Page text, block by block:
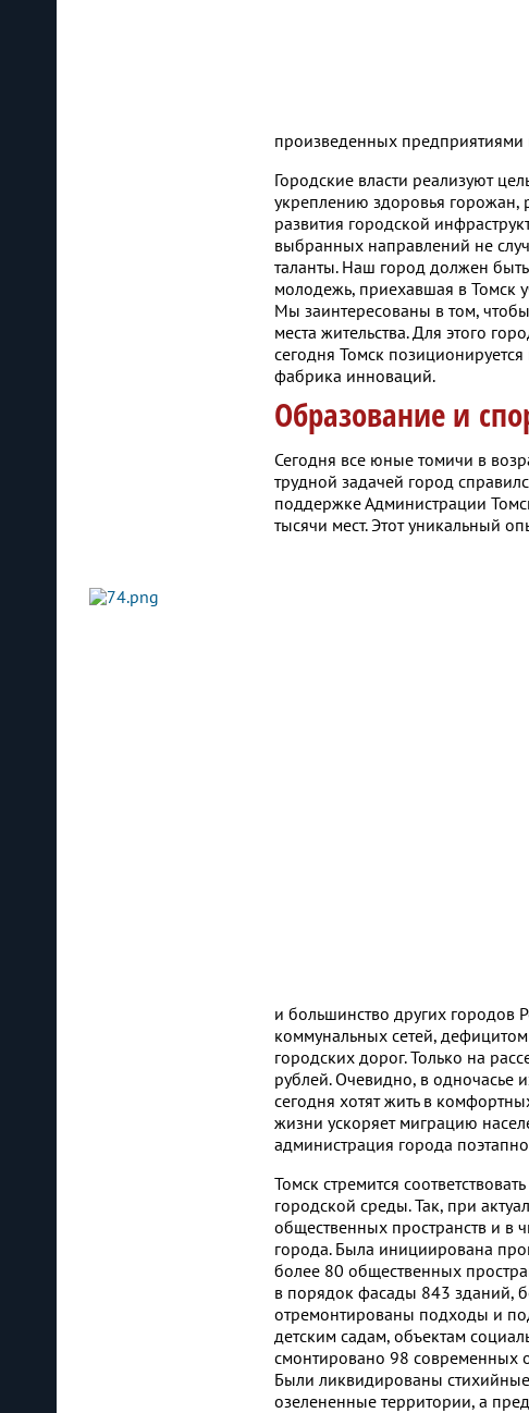
произведенных предприятиями
Городские власти реализуют
укреплению здоровья горожан,
развития городской
выбранных направлений не
таланты. Наш город должен
молодежь, приехавшая в Томск
Мы заинтересованы в том,
места жительства. Для этого
сегодня Томск
фабрика инноваций.
Образование и
Сегодня все юные томичи в
трудной задачей город
поддержке Администрации
тысячи мест. Этот уникальный
и большинство других городов
коммунальных сетей,
городских дорог. Только на
рублей. Очевидно, в одночасье
сегодня хотят жить в
жизни ускоряет миграцию
администрация города
Томск стремится
городской среды. Так, при
общественных пространств и в
города. Была инициирована
более 80 общественных
в порядок фасады 843 зданий,
отремонтированы подходы и
детским садам, объектам
смонтировано 98 современных
Были ликвидированы
озелененные территории, а